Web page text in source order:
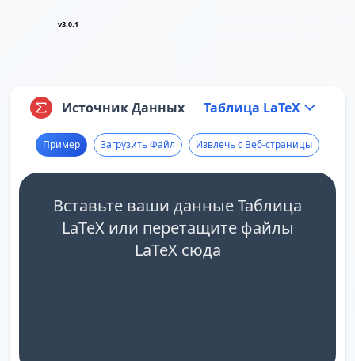
v3.0.1
Источник Данных Таблица LaTeX
Пример Загрузить Файл Извлечь с Веб-страницы
Вставьте ваши данные Таблица
LaTeX или перетащите файлы
LaTeX сюда